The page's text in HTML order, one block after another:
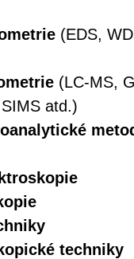
(EDS,
(LC-MS,
atd.)
techniky